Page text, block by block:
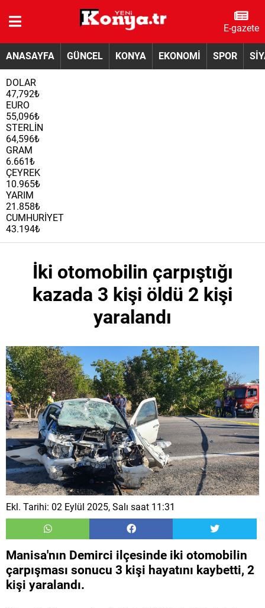
E-gazete
ANASAYFA GÜNCEL KONYA EKONOMİ SPOR
DOLAR
47,792₺
EURO
55,096₺
STERLİN
64,596₺
GRAM
6.661₺
ÇEYREK
10.965₺
YARIM
21.858₺
CUMHURİYET
43.194₺
İki otomobilin çarpıştığı
kazada 3 kişi öldü 2 kişi
yaralandı
Ekl. Tarihi: 02 Eylül 2025, Salı saat 11:31
Manisa'nın Demirci ilçesinde iki otomobilin
çarpışması sonucu 3 kişi hayatını kaybetti, 2
kişi yaralandı.